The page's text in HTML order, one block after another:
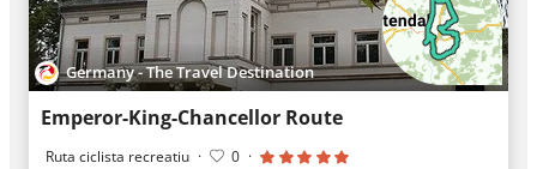
Germany - The Travel Destination
Emperor-King-Chancellor Route
Ruta ciclista recreatiu · 0 ·